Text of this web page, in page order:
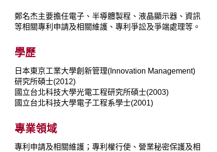
鄭名杰主要擔任電子、半導體製程、液晶顯示器、資訊
等相關專利申請及相關維護、專利爭訟及爭端處理等。
學歷
日本東京工業大學創新管理(Innovation Management)
研究所碩士(2012)
國立台北科技大學光電工程研究所碩士(2003)
國立台北科技大學電子工程系學士(2001)
專業領域
專利申請及相關維護；專利權行使、營業秘密保護及相